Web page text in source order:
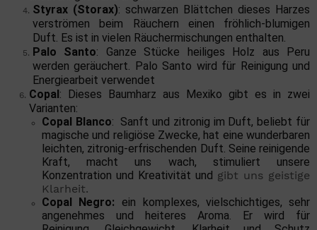
Styrax (Storax): schwarzen Blättchen dieses Harzes
verströmen beim Räuchern einen fröhlich-blumigen
Duft. Es ist in vielen Räuchermischungen enthalten.
Palo Santo: Ganze Stücke heiliges Holz aus Peru
werden geräuchert. Palo Santo wird für Reinigung und
Energiearbeit verwendet
Copal : Dieses Baumharz aus Mexiko gibt es in zwei
Varianten:
Copal Blanco: Sanft und zitronig im Duft, beliebt für
magische und religiöse Zwecke, hat eine wunderbaren
leichten, zitronig-erfrischenden Duft. Seine reinigende
Kraft, macht uns wach, stimuliert unsere
Konzentration und Kreativität und gibt uns geistige
Klarheit.
Copal Negro:
ein komplexes, vielschichtiges, sehr
angenehmes und heiteres Aroma. Er wird für